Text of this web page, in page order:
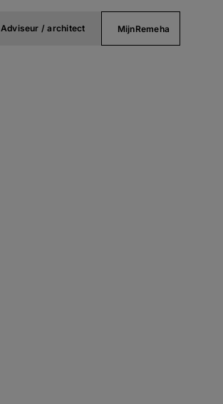
Adviseur / architect MijnRemeha